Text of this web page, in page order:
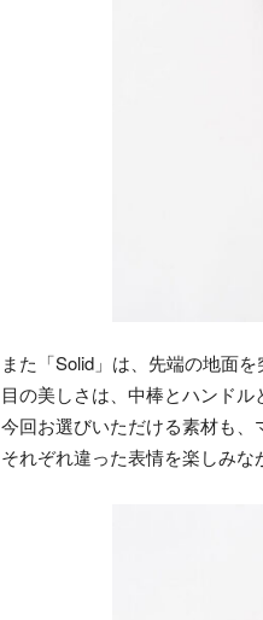
また「Solid」は、先端の地面
目の美しさは、中棒とハンドル
今回お選びいただける素材も
それぞれ違った表情を楽しみな